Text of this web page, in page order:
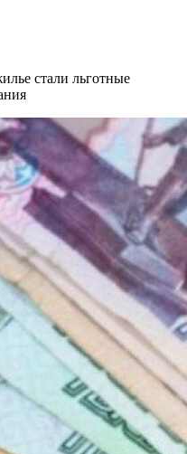
стали льготные